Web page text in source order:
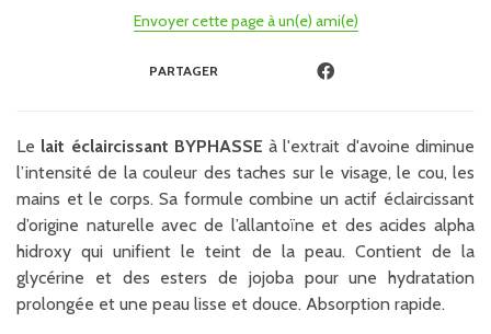
Envoyer cette page à un(e) ami(e)
PARTAGER
Le lait éclaircissant BYPHASSE à l'extrait d'avoine diminue
l’intensité de la couleur des taches sur le visage, le cou, les
mains et le corps. Sa formule combine un actif éclaircissant
d’origine naturelle avec de l’allantoïne et des acides alpha
hidroxy qui unifient le teint de la peau. Contient de la
glycérine et des esters de jojoba pour une hydratation
prolongée et une peau lisse et douce. Absorption rapide.